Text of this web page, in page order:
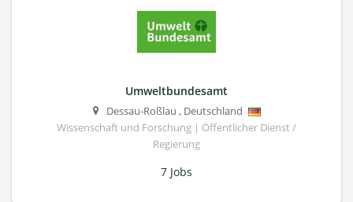
Umweltbundesamt
Dessau-Roßlau , Deutschland
Wissenschaft und Forschung | Öffentlicher Dienst /
Regierung
7 Jobs